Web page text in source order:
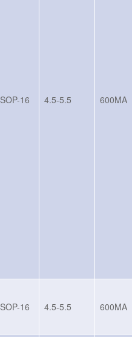
SOP-16 4.5-5.5 600MA
SOP-16 4.5-5.5 600MA